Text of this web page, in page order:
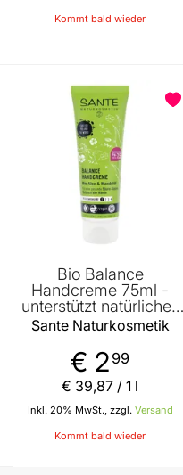
Kommt bald wieder
Bio Balance
Handcreme 75ml -
unterstützt natürliches
Gleichgewicht der Haut
Hände von Sante
Naturkosmetik
Sante Naturkosmetik
€ 2 99
Inkl. 20% MwSt., zzgl. Versand
€ 39,87 / 1 l
Kommt bald wieder